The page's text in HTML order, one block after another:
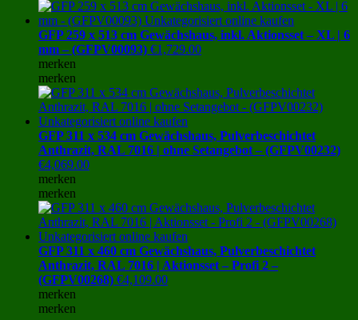
GFP 259 x 513 cm Gewächshaus, inkl. Aktionsset – XL | 6
mm – (GFPV00093) €1,729.00
merken
merken
GFP 311 x 534 cm Gewächshaus, Pulverbeschichtet
Anthrazit, RAL 7016 | ohne Setangebot – (GFPV00232)
€4,069.00
merken
merken
GFP 311 x 460 cm Gewächshaus, Pulverbeschichtet
Anthrazit, RAL 7016 | Aktionsset – Profi 2 –
(GFPV00268) €4,109.00
merken
merken